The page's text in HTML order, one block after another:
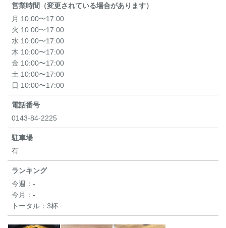
営業時間（変更されている場合があります）
月 10:00〜17:00
火 10:00〜17:00
水 10:00〜17:00
木 10:00〜17:00
金 10:00〜17:00
土 10:00〜17:00
日 10:00〜17:00
電話番号
0143-84-2225
駐車場
有
ランキング
今週： -
今月： -
トータル： 3杯